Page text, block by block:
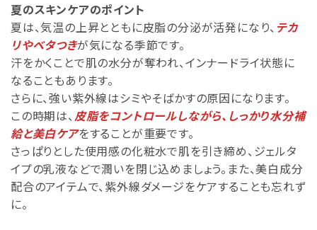
夏のスキンケアのポイント
夏は、気温の上昇とともに皮脂の分泌が活発になり、 テカ
リやベタつきが気になる季節です。
汗をかくことで肌の水分が奪われ、インナードライ状態に
なることもあります。
さらに、強い紫外線はシミやそばかすの原因になります。
この時期は、皮脂をコントロールしながら、しっかり水分補
給と美白ケアをすることが重要です。
さっぱりとした使用感の化粧水で肌を引き締め、ジェルタ
イプの乳液などで潤いを閉じ込めましょう。また、美白成分
配合のアイテムで、紫外線ダメージをケアすることも忘れず
に。